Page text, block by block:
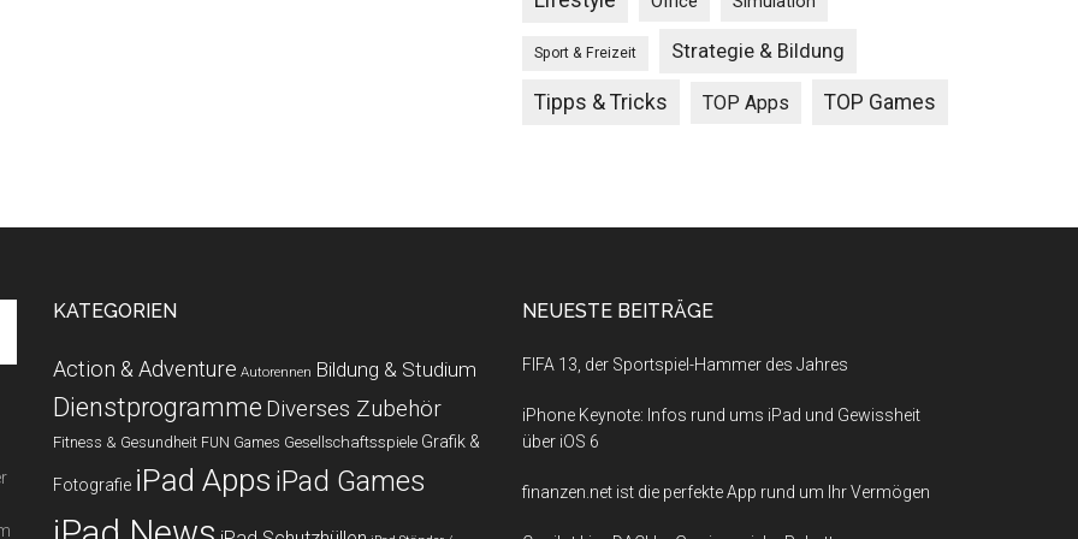
Sport & Freizeit Strategie & Bildung
Tipps & Tricks TOP Apps TOP Games
KATEGORIEN
Action & Adventure Autorennen Bildung & Studium
Dienstprogramme Diverses Zubehör
Fitness & Gesundheit FUN Games Gesellschaftsspiele Grafik &
Fotografie iPad Apps iPad Games
NEUESTE BEITRÄGE
FIFA 13, der Sportspiel-Hammer des Jahres
iPhone Keynote: Infos rund ums iPad und Gewissheit
über iOS 6
finanzen.net ist die perfekte App rund um Ihr Vermögen